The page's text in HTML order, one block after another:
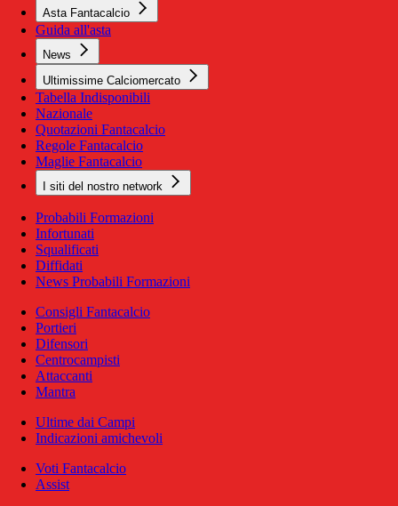
Asta Fantacalcio
Guida all'asta
News
Ultimissime Calciomercato
Tabella Indisponibili
Nazionale
Quotazioni Fantacalcio
Regole Fantacalcio
Maglie Fantacalcio
I siti del nostro network
Probabili Formazioni
Infortunati
Squalificati
Diffidati
News Probabili Formazioni
Consigli Fantacalcio
Portieri
Difensori
Centrocampisti
Attaccanti
Mantra
Ultime dai Campi
Indicazioni amichevoli
Voti Fantacalcio
Assist